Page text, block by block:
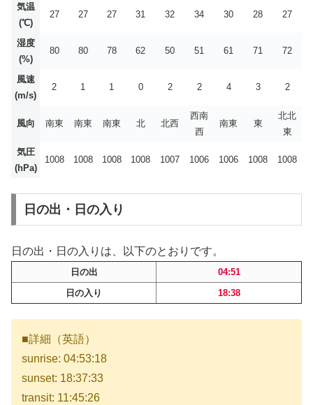
気温
(℃)
27 27 27 31 32 34 30 28 27
湿度
(%)
80 80 78 62 50 51 61 71 72
風速
(m/s)
2 1 1 0 2 2 4 3 2
風向 南東 南東 南東 北 北西
西南
西
南東 東
北北
東
気圧
(hPa)
1008 1008 1008 1008 1007 1006 1006 1008 1008
日の出・日の入り
日の出・日の入りは、以下のとおりです。
日の出
04:51
日の入り
18:38
■詳細（英語）
sunrise: 04:53:18
sunset: 18:37:33
transit: 11:45:26